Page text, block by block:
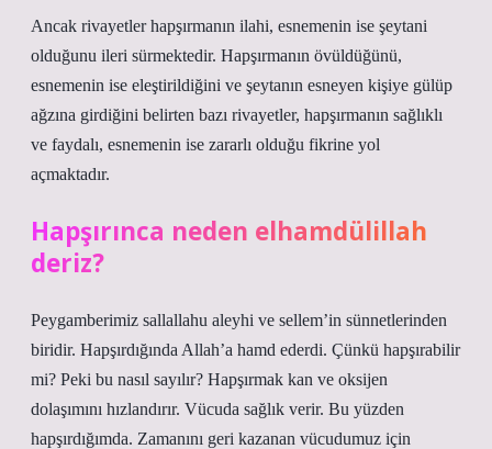
Ancak rivayetler hapşırmanın ilahi, esnemenin ise şeytani
olduğunu ileri sürmektedir. Hapşırmanın övüldüğünü,
esnemenin ise eleştirildiğini ve şeytanın esneyen kişiye gülüp
ağzına girdiğini belirten bazı rivayetler, hapşırmanın sağlıklı
ve faydalı, esnemenin ise zararlı olduğu fikrine yol
açmaktadır.
Hapşırınca neden elhamdülillah
deriz?
Peygamberimiz sallallahu aleyhi ve sellem’in sünnetlerinden
biridir. Hapşırdığında Allah’a hamd ederdi. Çünkü hapşırabilir
mi? Peki bu nasıl sayılır? Hapşırmak kan ve oksijen
dolaşımını hızlandırır. Vücuda sağlık verir. Bu yüzden
hapşırdığımda. Zamanını geri kazanan vücudumuz için